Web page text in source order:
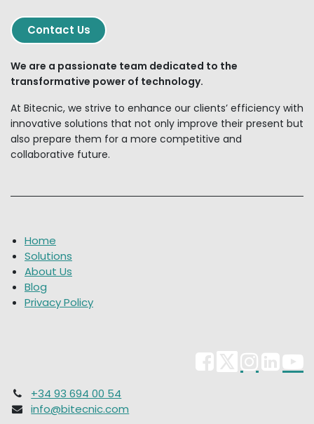
Contact ​​​​ Us
We are a passionate team dedicated to the
transformative power of technology.
At Bitecnic, we strive to enhance our clients’ efficiency with
innovative solutions that not only improve their present but
also prepare them for a more competitive and
collaborative future.
Home
Solutions
About Us
Blog
Privacy Policy
+34 93 694 00 54
info@bitecnic.com